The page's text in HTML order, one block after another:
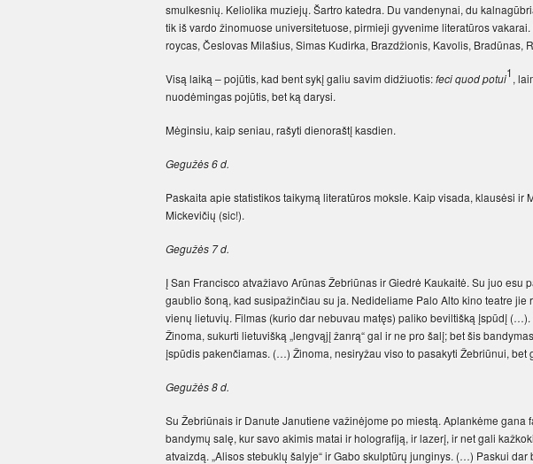
smulkesnių. Keliolika muziejų. Šartro katedra. Du vandenynai, du
tik iš vardo žinomuose universitetuose, pirmieji gyvenime literatūros
roycas, Česlovas Mi­lašius, Simas Kudirka, Brazdžionis, Kavolis, Bradūnas,
Visą laiką – pojūtis, kad bent sykį galiu savim didžiuotis:feci quod potui1,
nuodėmingas pojūtis, bet ką darysi.
Mėginsiu, kaip seniau, rašyti dienoraštį kasdien.
Gegužės 6 d.
Paskaita apie statistikos taikymą literatūros moksle. Kaip visada, klausėsi ir
Mickevičių (sic!).
Gegužės 7 d.
Į San Francisco atvažiavo Arūnas Žebriūnas ir Giedrė Kaukaitė. Su juo esu
gaublio šoną, kad susipažinčiau su ja. Nedideliame Palo Alto kino teatre jie
vienų lietuvių. Filmas (kurio dar nebuvau matęs) paliko beviltišką įspūdį
Žinoma, sukurti lietuvišką „lengvąjį žanrą“ gal ir ne pro šalį; bet šis
įspūdis pakenčiamas. (…) Žinoma, nesiryžau viso to pasakyti Žebriūnui, bet
Gegužės 8 d.
Su Žebriūnais ir Danute Janutiene važinėjome po miestą. Aplankėme
bandymų salę, kur savo akimis matai ir holografiją, ir lazerį, ir net gali
atvaizdą. „Alisos stebuk­lų šalyje“ ir Gabo skulptūrų junginys. (…) Paskui dar